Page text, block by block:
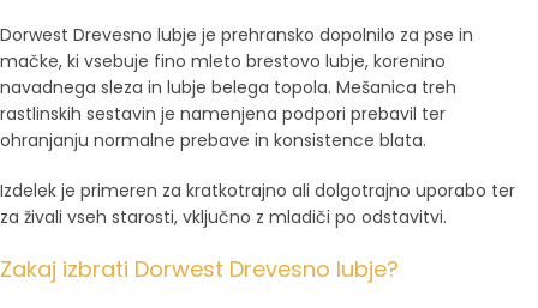
Dorwest Drevesno lubje je prehransko dopolnilo za pse in
mačke, ki vsebuje fino mleto brestovo lubje, korenino
navadnega sleza in lubje belega topola. Mešanica treh
rastlinskih sestavin je namenjena podpori prebavil ter
ohranjanju normalne prebave in konsistence blata.
Izdelek je primeren za kratkotrajno ali dolgotrajno uporabo ter
za živali vseh starosti, vključno z mladiči po odstavitvi.
Zakaj izbrati Dorwest Drevesno lubje?